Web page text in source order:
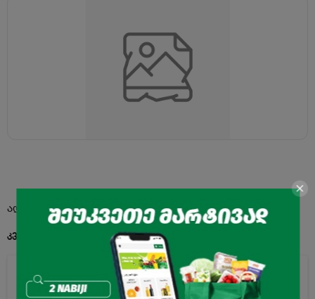
აღწერა
კვებითი ღირებულება 100გ. პროდუქტში:
ენერგეტიკული ღირებულება 45კკალ